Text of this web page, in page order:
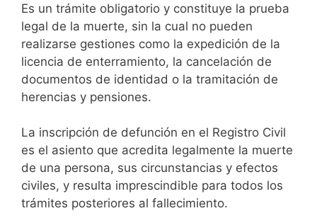
Es un trámite obligatorio y constituye la prueba
legal de la muerte, sin la cual no pueden
realizarse gestiones como la expedición de la
licencia de enterramiento, la cancelación de
documentos de identidad o la tramitación de
herencias y pensiones.
La inscripción de defunción en el Registro Civil
es el asiento que acredita legalmente la muerte
de una persona, sus circunstancias y efectos
civiles, y resulta imprescindible para todos los
trámites posteriores al fallecimiento.